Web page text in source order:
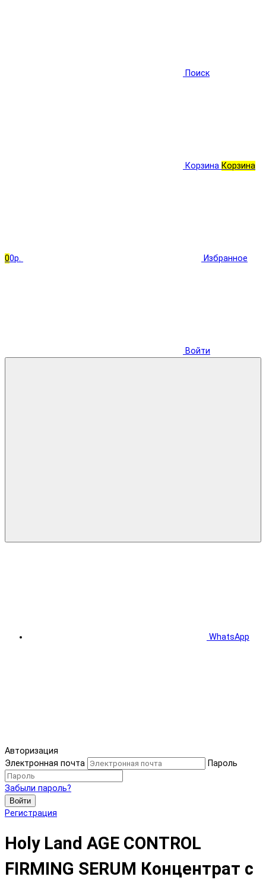
Поиск
Корзина Корзина
00р. Избранное
Войти
WhatsApp
Авторизация
Электронная почта
Пароль
Забыли пароль?
Войти
Регистрация
Holy Land AGE CONTROL
FIRMING SERUM Концентрат с